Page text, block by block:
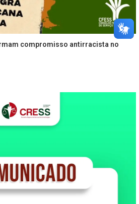
compromisso antirracista no